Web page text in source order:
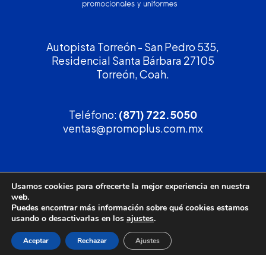
Autopista Torreón - San Pedro 535,
Residencial Santa Bárbara 27105
Torreón, Coah.
Teléfono: (871) 722.5050
ventas@promoplus.com.mx
¡Solicita tucotización!
(800) 90 PROMO
Política de privacidad
Usamos cookies para ofrecerte la mejor experiencia en nuestra
web.
Puedes encontrar más información sobre qué cookies estamos
usando o desactivarlas en los ajustes.
Aceptar Rechazar Ajustes